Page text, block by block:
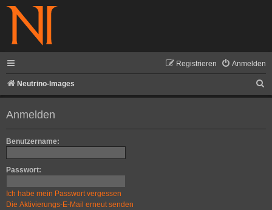
Anmelden
Registrieren
Neutrino-Images
u
Anmelden
Benutzername:
Passwort:
Ich habe mein Passwort vergessen
Die Aktivierungs-E-Mail erneut senden